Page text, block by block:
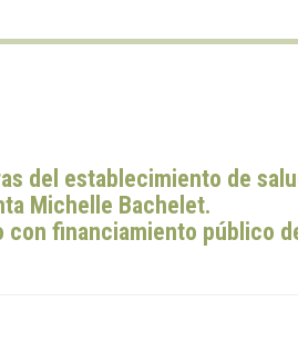
del establecimiento de
Michelle Bachelet.
con financiamiento público